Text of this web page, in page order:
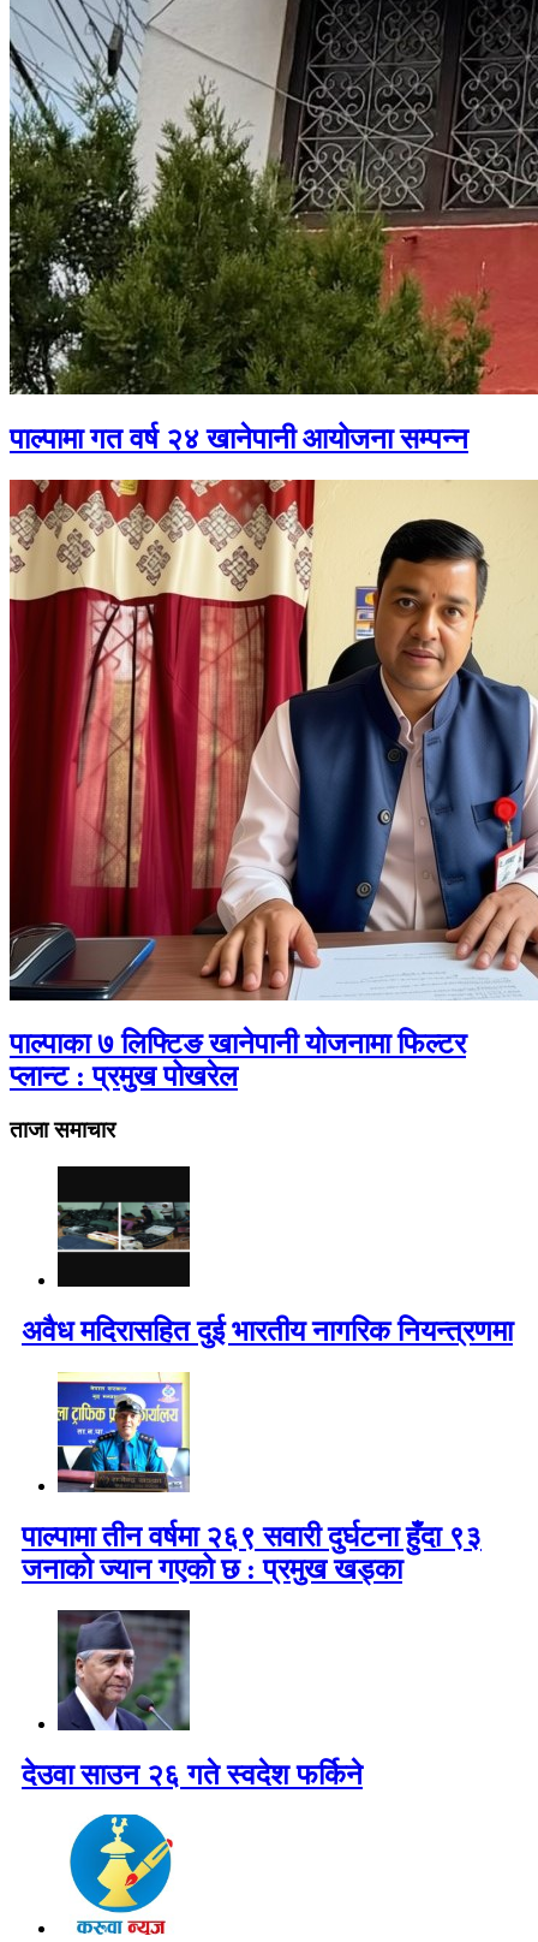
पाल्पामा गत वर्ष २४ खानेपानी आयोजना सम्पन्न
पाल्पाका ७ लिफ्टिङ खानेपानी योजनामा फिल्टर
प्लान्ट : प्रमुख पोखरेल
ताजा समाचार
अवैध मदिरासहित दुई भारतीय नागरिक नियन्त्रणमा
पाल्पामा तीन वर्षमा २६९ सवारी दुर्घटना हुँदा ९३
जनाको ज्यान गएको छ : प्रमुख खड्का
देउवा साउन २६ गते स्वदेश फर्किने